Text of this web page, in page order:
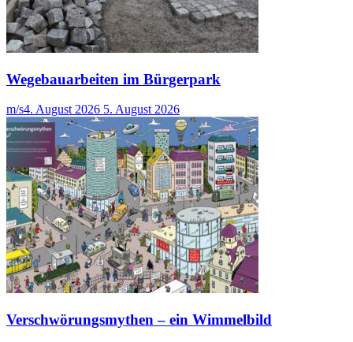
Wegebauarbeiten im Bürgerpark
m/s4. August 2026 5. August 2026
Verschwörungsmythen – ein Wimmelbild